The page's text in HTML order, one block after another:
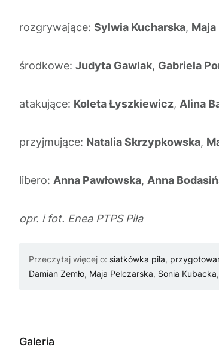
rozgrywające: Sylwia Kucharska,
środkowe: Judyta Gawlak, Gabriela
atakujące: Koleta Łyszkiewicz, Alina
przyjmujące: Natalia Skrzypkowska,
libero: Anna Pawłowska, Anna
opr. i fot. Enea PTPS Piła
Przeczytaj więcej o: siatkówka piła,
Damian Zemło, Maja Pelczarska, Sonia Kubacka,
Galeria